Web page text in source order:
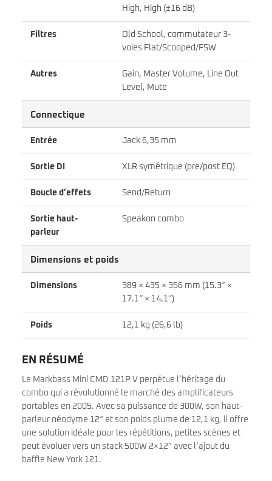
High, High (±16 dB)
Filtres
Old School, commutateur 3-
voies Flat/Scooped/FSW
Autres
Gain, Master Volume, Line Out
Level, Mute
Connectique
Entrée Jack 6,35 mm
Sortie DI XLR symétrique (pre/post EQ)
Boucle d’effets Send/Return
Sortie haut-
parleur
Speakon combo
Dimensions et poids
Dimensions
389 × 435 × 356 mm (15.3″ ×
17.1″ × 14.1″)
Poids 12,1 kg (26,6 lb)
EN RÉSUMÉ
Le Markbass Mini CMD 121P V perpétue l’héritage du
combo qui a révolutionné le marché des amplificateurs
portables en 2005. Avec sa puissance de 300W, son haut-
parleur néodyme 12″ et son poids plume de 12,1 kg, il offre
une solution idéale pour les répétitions, petites scènes et
peut évoluer vers un stack 500W 2×12″ avec l’ajout du
baffle New York 121.